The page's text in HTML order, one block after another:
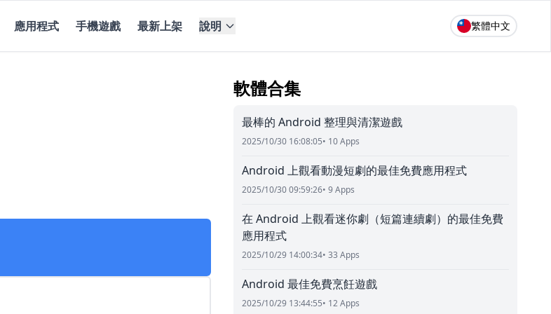
應用程式 手機遊戲 最新上架 說明 繁體中文
軟體合集
最棒的 Android 整理與清潔遊戲
2025/10/30 16:08:05• 10 Apps
Android 上觀看動漫短劇的最佳免費應用程式
2025/10/30 09:59:26• 9 Apps
在 Android 上觀看迷你劇（短篇連續劇）的最佳免費
應用程式
2025/10/29 14:00:34• 33 Apps
Android 最佳免費烹飪遊戲
2025/10/29 13:44:55• 12 Apps